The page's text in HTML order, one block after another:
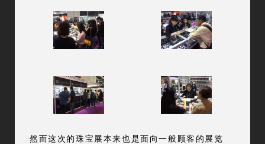
然而这次的珠宝展本来也是面向一般顾客的展览